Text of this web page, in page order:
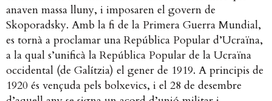
anaven massa lluny, i imposaren el govern de
Skoporadsky. Amb la fi de la Primera Guerra Mundial,
es tornà a proclamar una República Popular d’Ucraïna,
a la qual s’unificà la República Popular de la Ucraïna
occidental (de Galítzia) el gener de 1919. A principis de
1920 és vençuda pels bolxevics, i el 28 de desembre